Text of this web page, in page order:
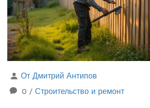
От Дмитрий Антипов
0 / Строительство и ремонт